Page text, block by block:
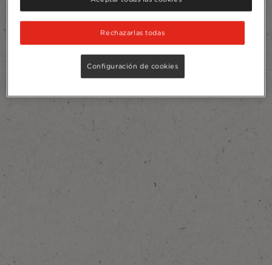
Rechazarlas todas
Configuración de cookies